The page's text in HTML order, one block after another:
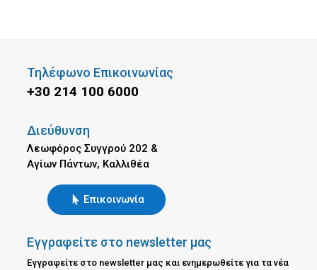
Τηλέφωνο Επικοινωνίας
+30 214 100 6000
Διεύθυνση
Λεωφόρος Συγγρού 202 &
Αγίων Πάντων, Καλλιθέα
Επικοινωνία
Εγγραφείτε στο newsletter μας
Εγγραφείτε στο newsletter μας και ενημερωθείτε για τα νέα